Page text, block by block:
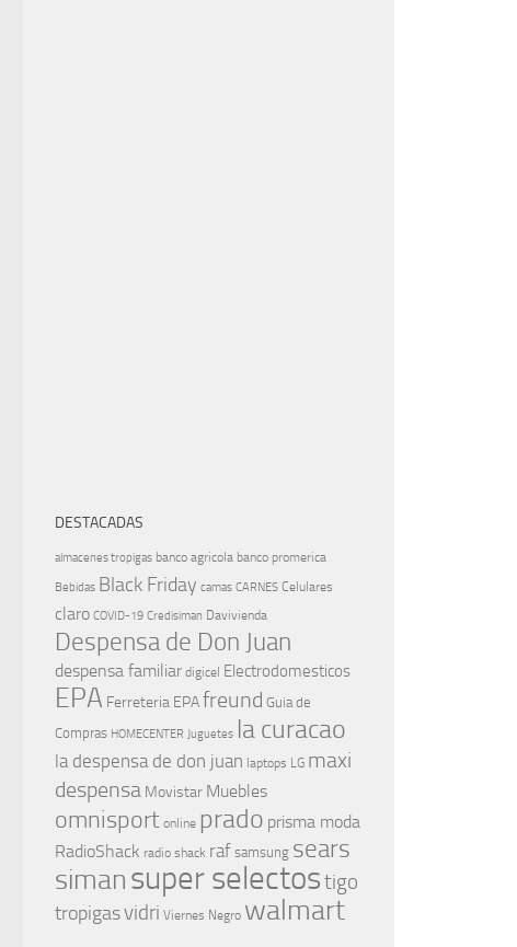
DESTACADAS
almacenes tropigas banco agricola banco promerica
Bebidas Black Friday camas CARNES Celulares
claro COVID-19 Credisiman Davivienda
Despensa de Don Juan
despensa familiar digicel Electrodomesticos
EPA Ferreteria EPAfreund Guia de
Compras HOMECENTER Juguetes la curacao
la despensa de don juan laptops LG maxi
despensa Movistar Muebles
omnisport online prado prisma moda
RadioShack radio shack raf samsung sears
simansuper selectostigo
tropigasvidri Viernes Negro walmart